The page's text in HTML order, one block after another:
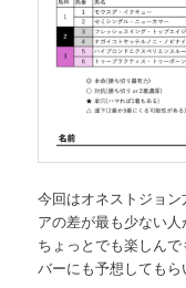
今回はオネストジョ
アの差が最も少ない人
ちょっとでも楽しん
バーにも予想してもら